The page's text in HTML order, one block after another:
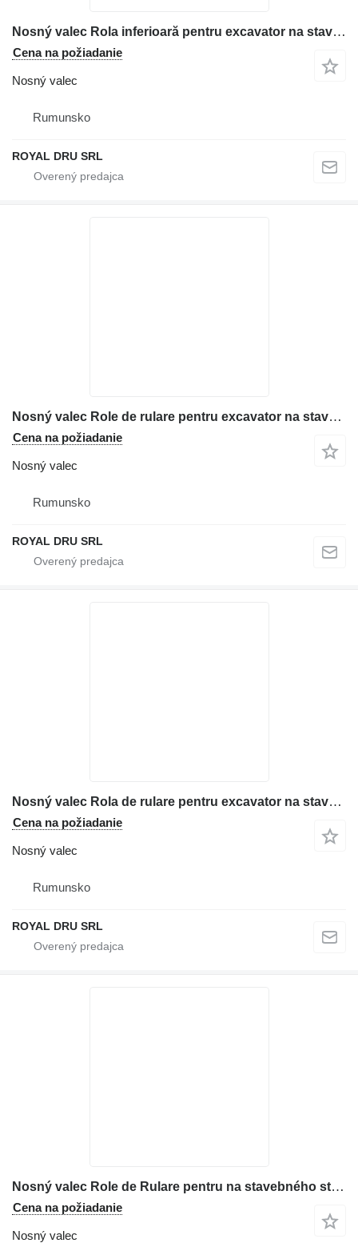
Nosný valec Rola inferioară pentru excavator na stavebného stroja Case 9010
Cena na požiadanie
Nosný valec
Rumunsko
ROYAL DRU SRL
Nosný valec Role de rulare pentru excavator na stavebného stroja Case
Cena na požiadanie
Nosný valec
Rumunsko
ROYAL DRU SRL
Nosný valec Rola de rulare pentru excavator na stavebného stroja Case
Cena na požiadanie
Nosný valec
Rumunsko
ROYAL DRU SRL
Nosný valec Role de Rulare pentru na stavebného stroja Case
Cena na požiadanie
Nosný valec